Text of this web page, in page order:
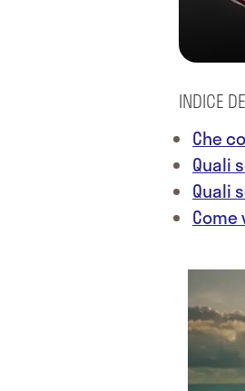
INDICE
Che
Quali
Quali